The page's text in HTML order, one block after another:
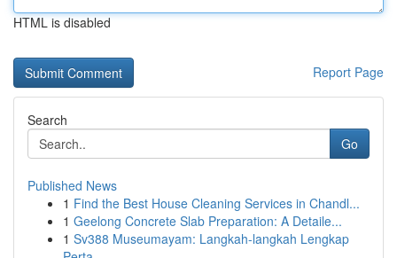
HTML is disabled
Report Page
Search
Go
Published News
1 Find the Best House Cleaning Services in Chandl...
1 Geelong Concrete Slab Preparation: A Detaile...
1 Sv388 Museumayam: Langkah-langkah Lengkap